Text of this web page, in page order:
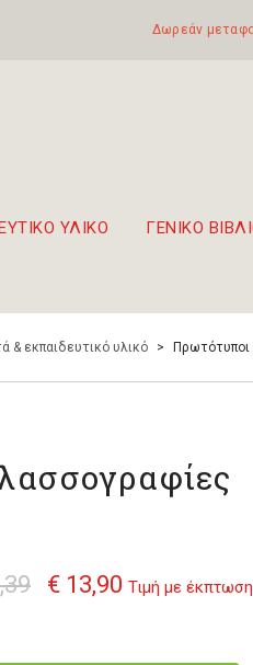
Δωρεάν
ΥΛΙΚΟ ΓΕΝΙΚΟ
& εκπαιδευτικό υλικό > Πρωτότυποι
€ 13,90 Τιμή με έκπτωση